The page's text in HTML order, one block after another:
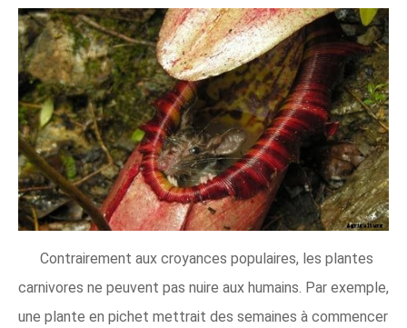
Contrairement aux croyances populaires, les plantes
carnivores ne peuvent pas nuire aux humains. Par exemple,
une plante en pichet mettrait des semaines à commencer